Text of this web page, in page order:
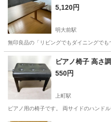
5,120円
明大前駅
無印良品の「リビングでもダイニングで
東京 世田谷区 明大前駅 テ
ピアノ椅子 高さ
550円
上町駅
ピアノ用の椅子です。 両サイドのハンド